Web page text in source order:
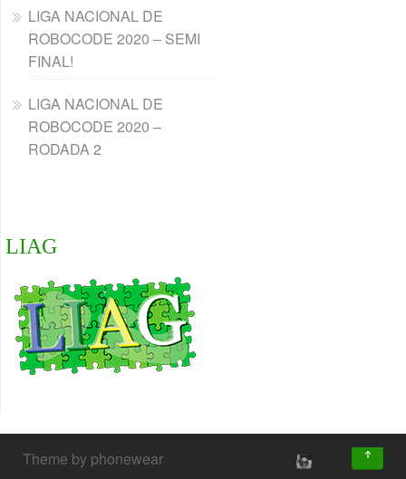
LIGA NACIONAL DE
ROBOCODE 2020 – SEMI
FINAL!
LIGA NACIONAL DE
ROBOCODE 2020 –
RODADA 2
LIAG
Theme by phonewear
↑